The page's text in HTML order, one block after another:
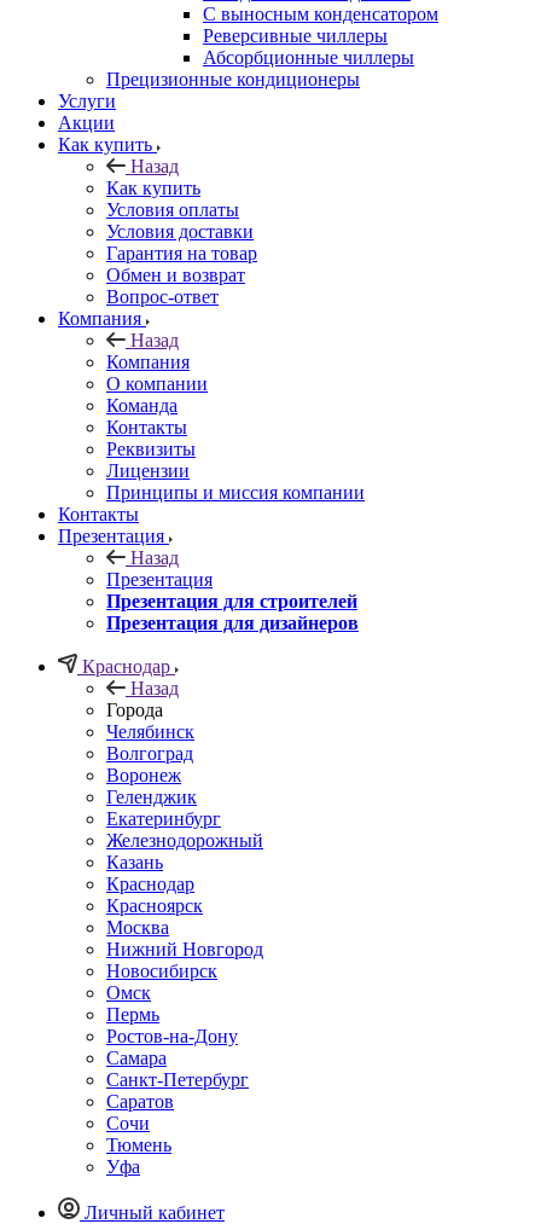
С выносным конденсатором
Реверсивные чиллеры
Абсорбционные чиллеры
Прецизионные кондиционеры
Услуги
Акции
Как купить
Назад
Как купить
Условия оплаты
Условия доставки
Гарантия на товар
Обмен и возврат
Вопрос-ответ
Компания
Назад
Компания
О компании
Команда
Контакты
Реквизиты
Лицензии
Принципы и миссия компании
Контакты
Презентация
Назад
Презентация
Презентация для строителей
Презентация для дизайнеров
Краснодар
Назад
Города
Челябинск
Волгоград
Воронеж
Геленджик
Екатеринбург
Железнодорожный
Казань
Краснодар
Красноярск
Москва
Нижний Новгород
Новосибирск
Омск
Пермь
Ростов-на-Дону
Самара
Санкт-Петербург
Саратов
Сочи
Тюмень
Уфа
Личный кабинет